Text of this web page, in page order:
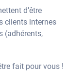
d’être
clients internes
(adhérents,
fait pour vous !